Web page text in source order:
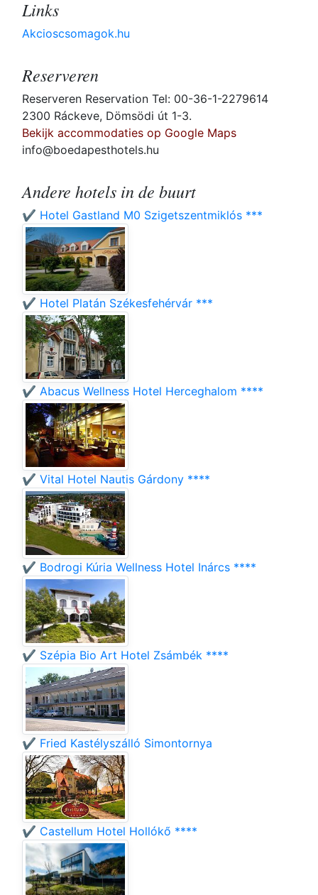
Links
Akcioscsomagok.hu
Reserveren
Reserveren Reservation Tel: 00-36-1-2279614
2300 Ráckeve, Dömsödi út 1-3.
Bekijk accommodaties op Google Maps
info@boedapesthotels.hu
Andere hotels in de buurt
✔️ Hotel Gastland M0 Szigetszentmiklós ***
✔️ Hotel Platán Székesfehérvár ***
✔️ Abacus Wellness Hotel Herceghalom ****
✔️ Vital Hotel Nautis Gárdony ****
✔️ Bodrogi Kúria Wellness Hotel Inárcs ****
✔️ Szépia Bio Art Hotel Zsámbék ****
✔️ Fried Kastélyszálló Simontornya
✔️ Castellum Hotel Hollókő ****